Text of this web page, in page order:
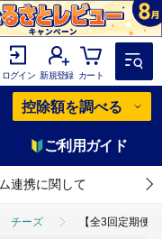
ログイン 新規登録 カート
控除額を調べる
ご利用ガイド
連携に関して
チーズ 【全3回定期便